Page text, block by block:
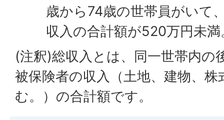
歳から74歳の世帯員がいて
収入の合計額が520万円未満
(注釈)総収入とは、同一世帯内の
被保険者の収入（土地、建物、
む。）の合計額です。